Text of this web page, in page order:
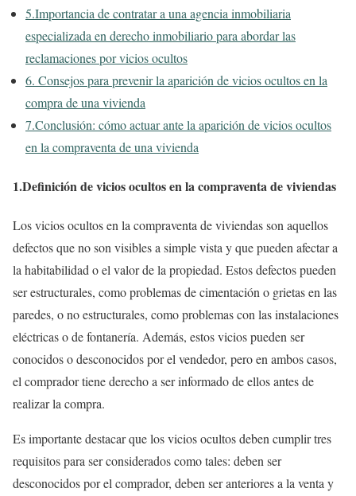
5.Importancia de contratar a una agencia inmobiliaria
especializada en derecho inmobiliario para abordar las
reclamaciones por vicios ocultos
6. Consejos para prevenir la aparición de vicios ocultos en la
compra de una vivienda
7.Conclusión: cómo actuar ante la aparición de vicios ocultos
en la compraventa de una vivienda
1.Definición de vicios ocultos en la compraventa de viviendas
Los vicios ocultos en la compraventa de viviendas son aquellos
defectos que no son visibles a simple vista y que pueden afectar a
la habitabilidad o el valor de la propiedad. Estos defectos pueden
ser estructurales, como problemas de cimentación o grietas en las
paredes, o no estructurales, como problemas con las instalaciones
eléctricas o de fontanería. Además, estos vicios pueden ser
conocidos o desconocidos por el vendedor, pero en ambos casos,
el comprador tiene derecho a ser informado de ellos antes de
realizar la compra.
Es importante destacar que los vicios ocultos deben cumplir tres
requisitos para ser considerados como tales: deben ser
desconocidos por el comprador, deben ser anteriores a la venta y